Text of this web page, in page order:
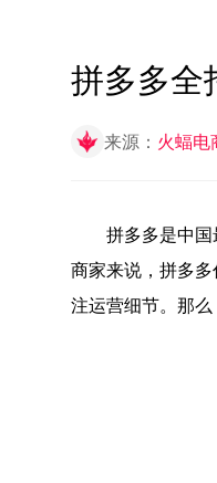
拼多多全
来源： 火蝠电
拼多多是中国
商家来说，拼多
注运营细节。那